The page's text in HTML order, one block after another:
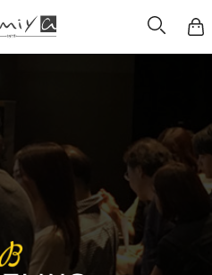
ー